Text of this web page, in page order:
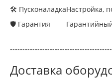
🛠 Пусконаладка
🛡 Гарантия
Настройка,
Доставка